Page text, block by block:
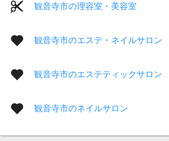
観音寺市の理容室・美容室
観音寺市のエステ・ネイルサロン
観音寺市のエステティックサロン
観音寺市のネイルサロン